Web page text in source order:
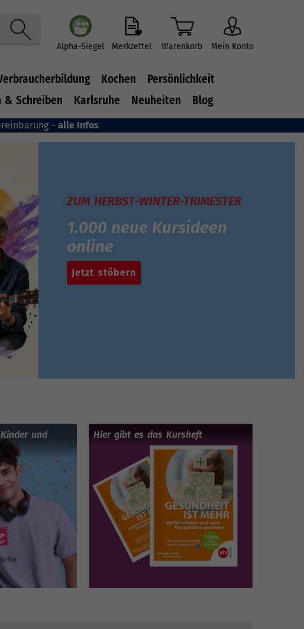
Alpha-Siegel Merkzettel Warenkorb Mein Konto
Kochen
Persönlichkeit
& Schreiben Karlsruhe Neuheiten Blog
– alle Infos
ZUM HERBST-WINTER-TRIMESTER
1.000 neue Kursideen
online
Jetzt stöbern
und
Hier gibt es das Kursheft